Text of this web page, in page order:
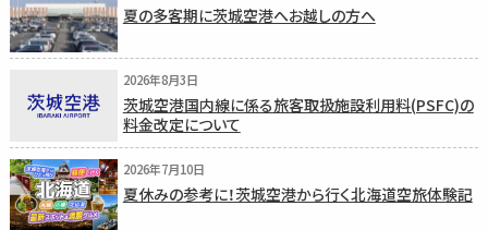
夏の多客期に茨城空港へお越しの方へ
2026年8月3日
茨城空港国内線に係る旅客取扱施設利用料(PSFC)の
料金改定について
2026年7月10日
夏休みの参考に！茨城空港から行く北海道空旅体験記